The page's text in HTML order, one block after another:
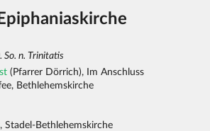
So. n. Trinitatis
(Pfarrer Dörrich), Im Anschluss
Bethlehemskirche
, Stadel-Bethlehemskirche